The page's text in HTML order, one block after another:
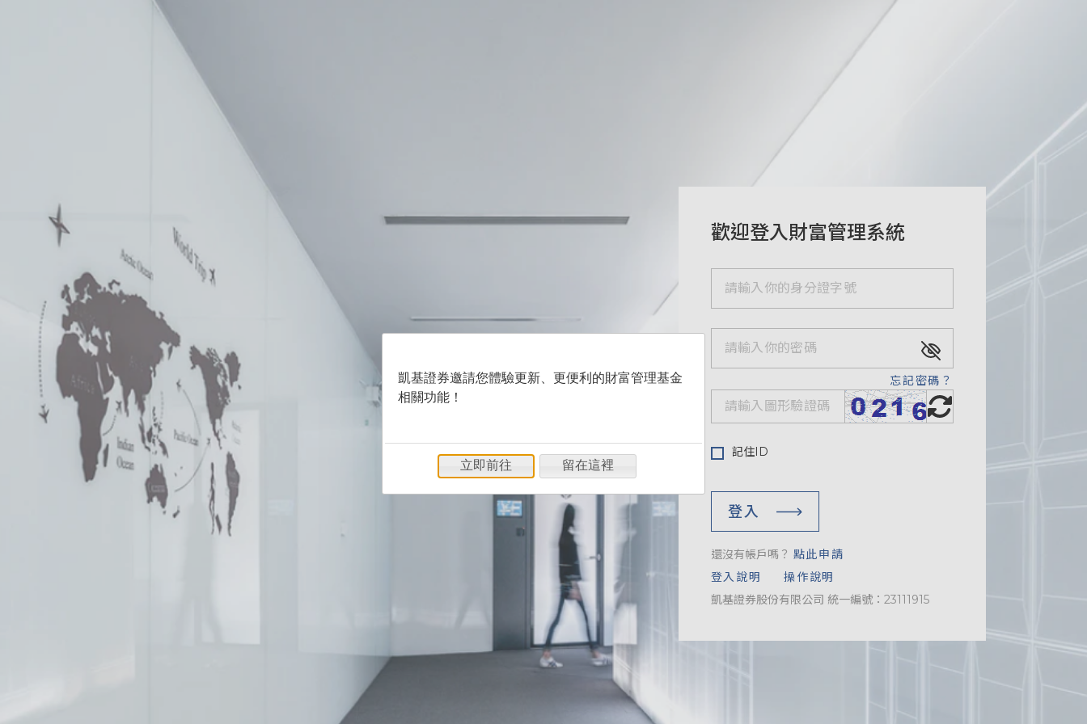
歡迎登入財富管理系統
忘記密碼？
記住ID
登入
還沒有帳戶嗎？ 點此申請
登入說明
操作說明
凱基證券股份有限公司 統一編號：23111915
凱基證券邀請您體驗更新、更便利的財富管理基金
相關功能！
立即前往 留在這裡